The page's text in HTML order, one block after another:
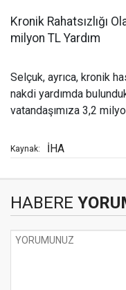
Kronik Rahatsızlığı
milyon TL Yardım
Selçuk, ayrıca, kronik
nakdi yardımda
vatandaşımıza 3,2
Kaynak: İHA
HABERE